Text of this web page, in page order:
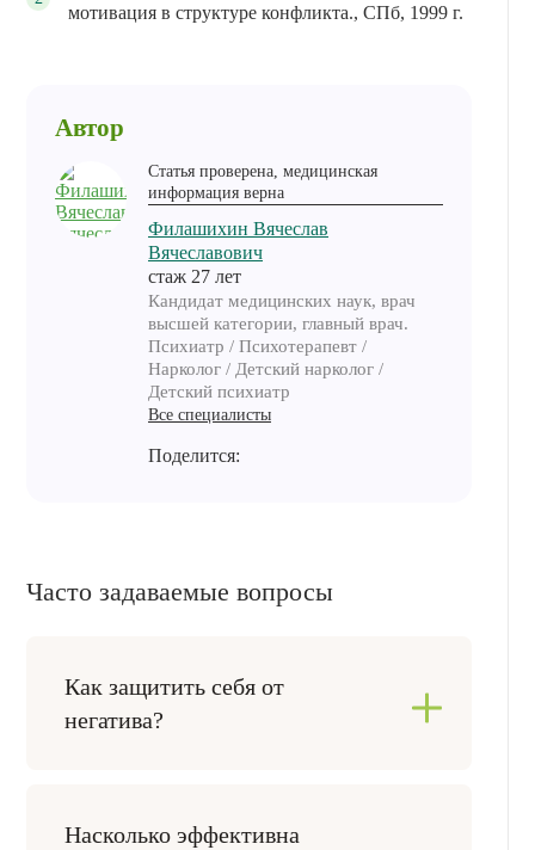
мотивация в структуре конфликта., СПб, 1999 г.
Автор
Статья проверена, медицинская
информация верна
Филашихин Вячеслав
Вячеславович
cтаж 27 лет
Кандидат медицинских наук, врач
высшей категории, главный врач.
Психиатр / Психотерапевт /
Нарколог / Детский нарколог /
Детский психиатр
Все специалисты
Поделится:
Часто задаваемые вопросы
Как защитить себя от
негатива?
причину. Затем можно выбрать здоровую
Насколько эффективна